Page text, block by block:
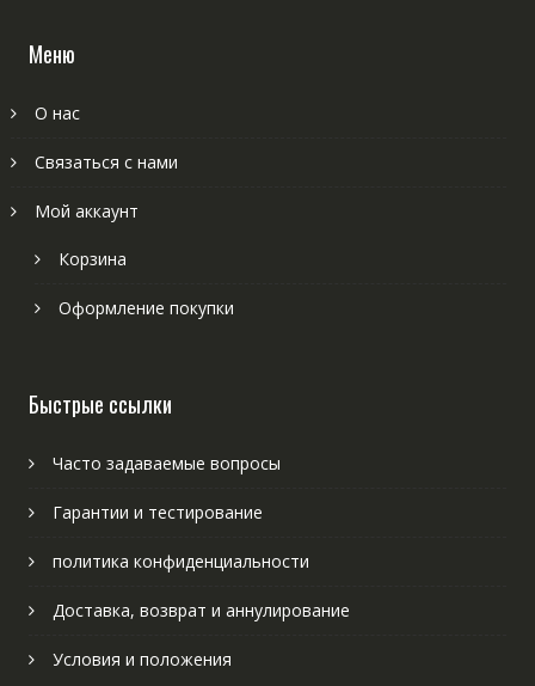
Меню
О нас
Связаться с нами
Мой аккаунт
Корзина
Оформление покупки
Быстрые ссылки
Часто задаваемые вопросы
Гарантии и тестирование
политика конфиденциальности
Доставка, возврат и аннулирование
Условия и положения